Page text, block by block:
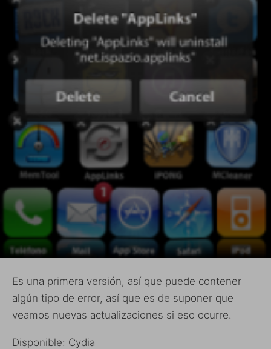
Es una primera versión, así que puede contener
algún tipo de error, así que es de suponer que
veamos nuevas actualizaciones si eso ocurre.
Disponible: Cydia